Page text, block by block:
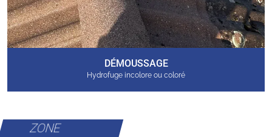
DÉMOUSSAGE
Hydrofuge incolore ou coloré
ZONE